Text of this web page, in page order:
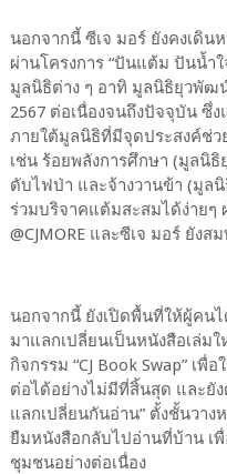
นอกจากนี้ ซีเจ มอร์ ยังคงเดิน
ผ่านโครงการ “ปันแต้ม ปันน้ำ
มูลนิธิต่าง ๆ อาทิ มูลนิธิยุวพัฒ
2567 ต่อเนื่องจนถึงปัจจุบัน ซึ่
ภายใต้มูลนิธิที่มีจุดประสงค์ช่
เช่น ร้อยพลังการศึกษา (มูลนิ
ดับไฟป่า และจ้างวานข้า (มูล
ร่วมบริจาคแต้มสะสมได้ง่ายๆ
@CJMORE และซีเจ มอร์ ยัง
นอกจากนี้ ยังเปิดพื้นที่ให้ผู้คน
มาแลกเปลี่ยนเป็นหนังสือเล่ม
กิจกรรม “CJ Book Swap” เ
ต่อได้อย่างไม่มีที่สิ้นสุด และยัง
แลกเปลี่ยนกันอ่าน” ตั้งชั้นวาง
ยืมหนังสือกลับไปอ่านที่บ้าน เพื่
ชุมชนอย่างต่อเนื่อง